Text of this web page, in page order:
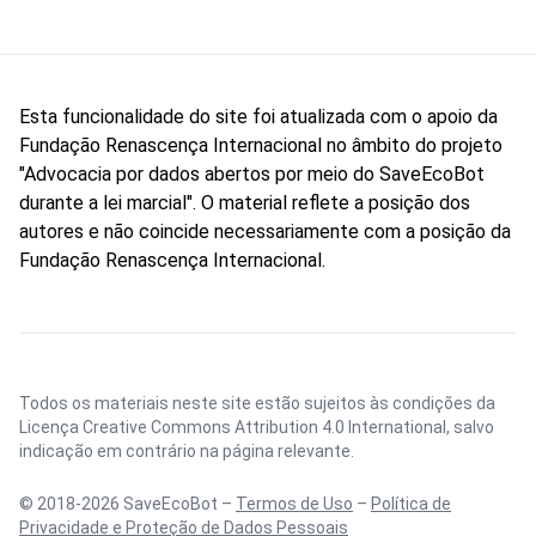
Esta funcionalidade do site foi atualizada com o apoio da
Fundação Renascença Internacional no âmbito do projeto
"Advocacia por dados abertos por meio do SaveEcoBot
durante a lei marcial". O material reflete a posição dos
autores e não coincide necessariamente com a posição da
Fundação Renascença Internacional.
Todos os materiais neste site estão sujeitos às condições da
Licença Creative Commons Attribution 4.0 International , salvo
indicação em contrário na página relevante.
© 2018-2026 SaveEcoBot – Termos de Uso – Política de
Privacidade e Proteção de Dados Pessoais